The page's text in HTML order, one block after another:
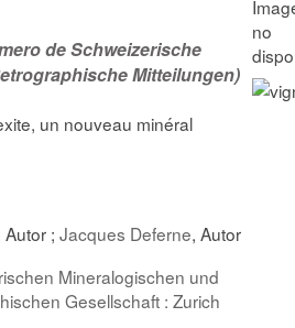
de Schweizerische
Mitteilungen)
un nouveau minéral
Autor ; Jacques Deferne, Autor
Mineralogischen und
Gesellschaft : Zurich